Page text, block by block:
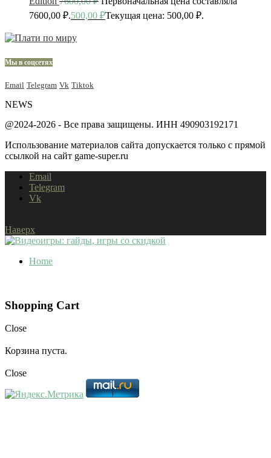
7600,00 ₽.500,00 ₽Текущая цена: 500,00 ₽.
Мы в соцсетях
Email Telegram Vk Tiktok
NEWS
@2024-2026 - Все права защищены. ИНН 490903192171
Использование материалов сайта допускается только с прямой
ссылкой на сайт game-super.ru
Email
Telegram
Vk
Наверх
Home
Shopping Cart
Close
Корзина пуста.
Close